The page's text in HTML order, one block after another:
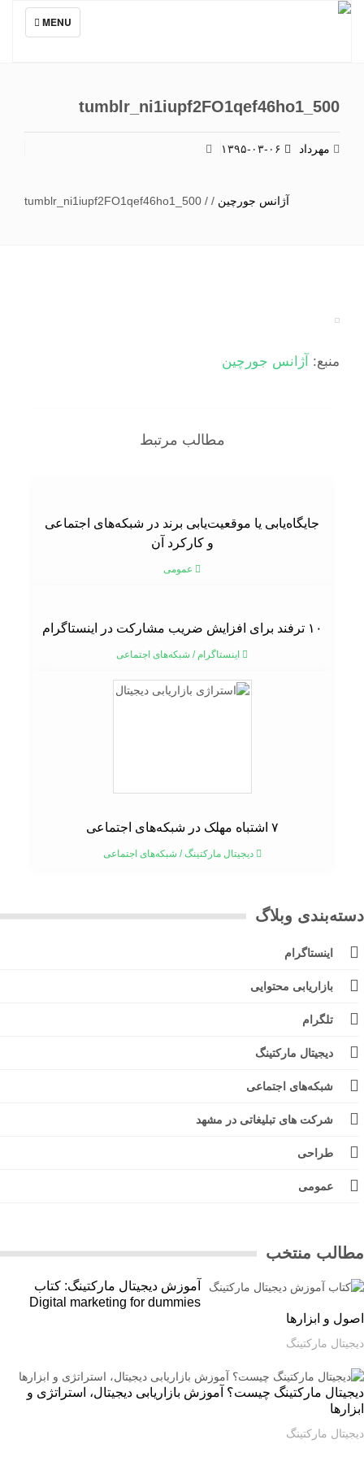
TOGGLE
NAVIGATION
MENU
tumblr_ni1iupf2FO1qef46ho1_500
مهرداد
آژانس جورچین/
/
tumblr_ni1iupf2FO1qef46ho1_500
منبع:آژانس جورچین
مطالب مرتبط
جایگاه‌یابی یا موقعیت‌یابی برند در شبکه‌های اجتماعی
و کارکرد آن
عمومی
۱۰ ترفند برای افزایش ضریب مشارکت در اینستاگرام
اینستاگرام/شبکه‌های اجتماعی
دیجیتال مارکتینگ/شبکه‌های اجتماعی
وبلاگ
اینستاگرام
بازاریابی محتوایی
تلگرام
دیجیتال مارکتینگ
شبکه‌های اجتماعی
شرکت های تبلیغاتی در مشهد
طراحی
عمومی
منتخب
آموزش دیجیتال مارکتینگ: کتاب
Digital marketing for dummies
و ابزارها
مارکتینگ
مارکتینگ چیست؟ آموزش بازاریابی دیجیتال، استراتژی و
مارکتینگ